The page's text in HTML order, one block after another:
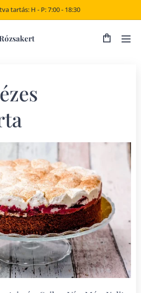
tartás: H - P: 7:00 - 18:30